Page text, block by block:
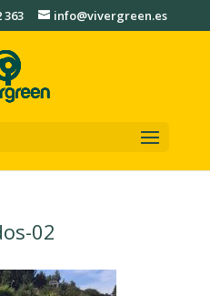
363 info@vivergreen.es
02